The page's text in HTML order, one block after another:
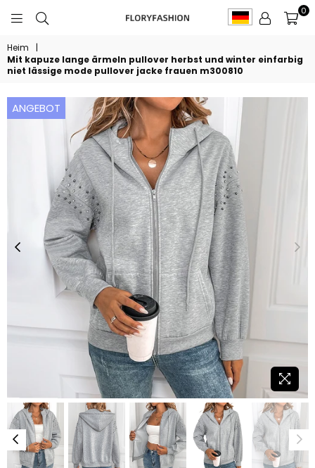
FLORYFASHION
0
Heim
|
Mit kapuze lange ärmeln pullover herbst und winter einfarbig
niet lässige mode pullover jacke frauen m300810
ANGEBOT